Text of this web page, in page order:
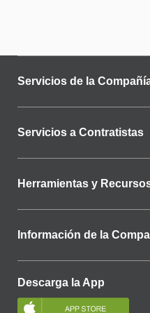
Servicios de la
Servicios a Contratistas
Herramientas y
Información de la
Descarga la App